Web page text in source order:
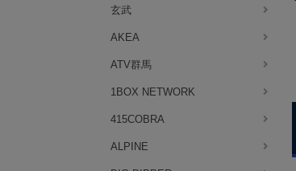
玄武
AKEA
ATV群馬
1BOX NETWORK
415COBRA
ALPINE